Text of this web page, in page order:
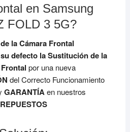
en Samsung
FOLD 3 5G?
la Cámara Frontal
defecto la Sustitución de la
Frontalpor una nueva
del Correcto Funcionamiento
GARANTÍAen nuestros
REPUESTOS